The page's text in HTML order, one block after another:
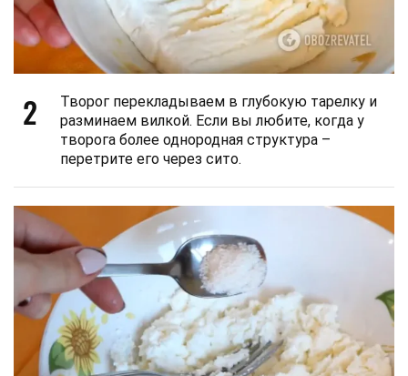
2
Творог перекладываем в глубокую тарелку и
разминаем вилкой. Если вы любите, когда у
творога более однородная структура –
перетрите его через сито.